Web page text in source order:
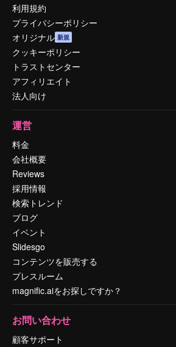
利用規約
プライバシーポリシー
オリジナル 新規
クッキーポリシー
トラストセンター
アフィリエイト
法人向け
運営
料金
会社概要
Reviews
採用情報
検索トレンド
ブログ
イベント
Slidesgo
コンテンツを販売する
プレスルーム
magnific.aiをお探しですか？
お問い合わせ
顧客サポート